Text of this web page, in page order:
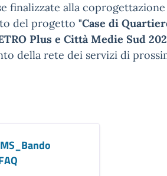
finalizzate alla
del progetto "Case di
Plus e Città Medie Sud
della rete dei servizi di